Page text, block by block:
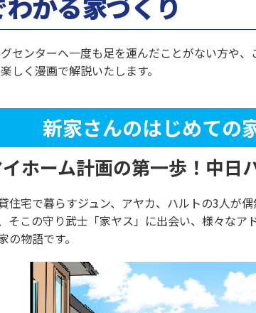
センターへ一度も足を運んだことがない方や
しく漫画で解説いたします。
新家さんのはじめての
ホーム計画の第一歩！ 中日
住宅で暮らすジュン、アヤカ、ハルトの3人が
そこの守り武士「家ヤス」に出会い、様々なア
の物語です。